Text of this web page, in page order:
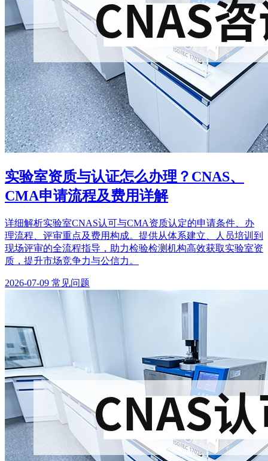
实验室资质与认证怎么办理？CNAS、
CMA申请流程及费用详解
详细解析实验室CNAS认可与CMA资质认定的申请条件、办
理流程、评审重点及费用构成。提供从体系建立、人员培训到
现场评审的全流程指导，助力检验检测机构高效获取实验室资
质，提升市场竞争力与公信力。
2026-07-09 常见问题